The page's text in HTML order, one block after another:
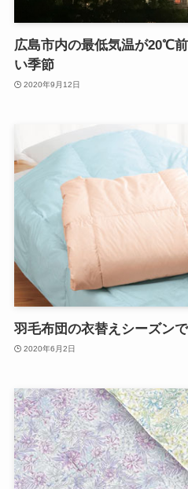
広島市内の最低気温が20℃
い季節
2020年9月12日
羽毛布団の衣替えシーズン
2020年6月2日